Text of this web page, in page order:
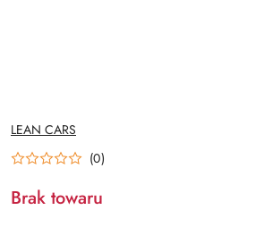
NAZWA
PRODUCENTA:
LEAN CARS
(0)
Brak towaru